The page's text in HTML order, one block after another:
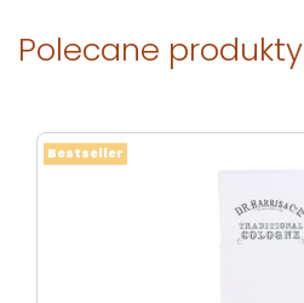
Polecane produkty
Bestseller